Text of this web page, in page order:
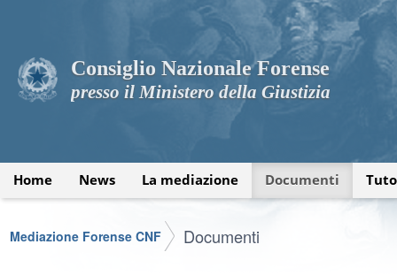
Consiglio Nazionale Forense
presso il Ministero della Giustizia
Home News La mediazione Documenti
Mediazione Forense CNF Documenti